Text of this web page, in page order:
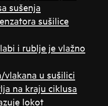
sušenja
sušilice
i rublje je vlažno
vlakana u sušilici
na kraju ciklusa
lokot